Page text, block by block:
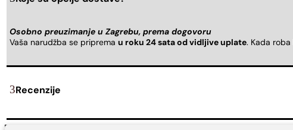
Osobno preuzimanje u Zagrebu, prema dogovoru
Vaša narudžba se priprema u roku 24 sata od vidljive uplate. Kada
Recenzije